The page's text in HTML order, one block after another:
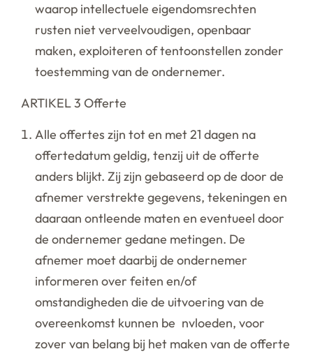
waarop intellectuele eigendomsrechten
rusten niet verveelvoudigen, openbaar
maken, exploiteren of tentoonstellen zonder
toestemming van de ondernemer.
ARTIKEL 3 Offerte
Alle offertes zijn tot en met 21 dagen na
offertedatum geldig, tenzij uit de offerte
anders blijkt. Zij zijn gebaseerd op de door de
afnemer verstrekte gegevens, tekeningen en
daaraan ontleende maten en eventueel door
de ondernemer gedane metingen. De
afnemer moet daarbij de ondernemer
informeren over feiten en/of
omstandigheden die de uitvoering van de
overeenkomst kunnen be nvloeden, voor
zover van belang bij het maken van de offerte